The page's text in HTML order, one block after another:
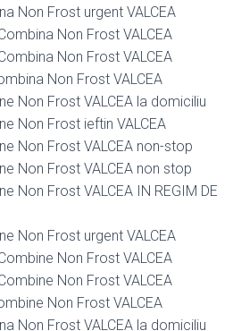
Non Frost urgent VALCEA
Non Frost VALCEA
Non Frost VALCEA
Non Frost VALCEA
Non Frost VALCEA la domiciliu
Non Frost ieftin VALCEA
Non Frost VALCEA non-stop
Non Frost VALCEA non stop
Non Frost VALCEA IN REGIM DE
Non Frost urgent VALCEA
Non Frost VALCEA
Non Frost VALCEA
Non Frost VALCEA
Non Frost VALCEA la domiciliu